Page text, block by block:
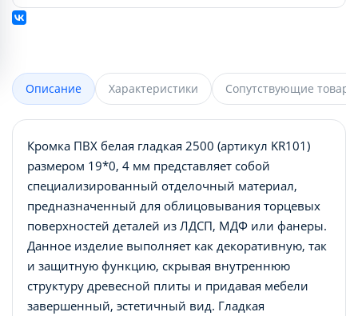
Описание Характеристики Сопутствующие товары
Кромка ПВХ белая гладкая 2500 (артикул KR101)
размером 19*0, 4 мм представляет собой
специализированный отделочный материал,
предназначенный для облицовывания торцевых
поверхностей деталей из ЛДСП, МДФ или фанеры.
Данное изделие выполняет как декоративную, так
и защитную функцию, скрывая внутреннюю
структуру древесной плиты и придавая мебели
завершенный, эстетичный вид. Гладкая